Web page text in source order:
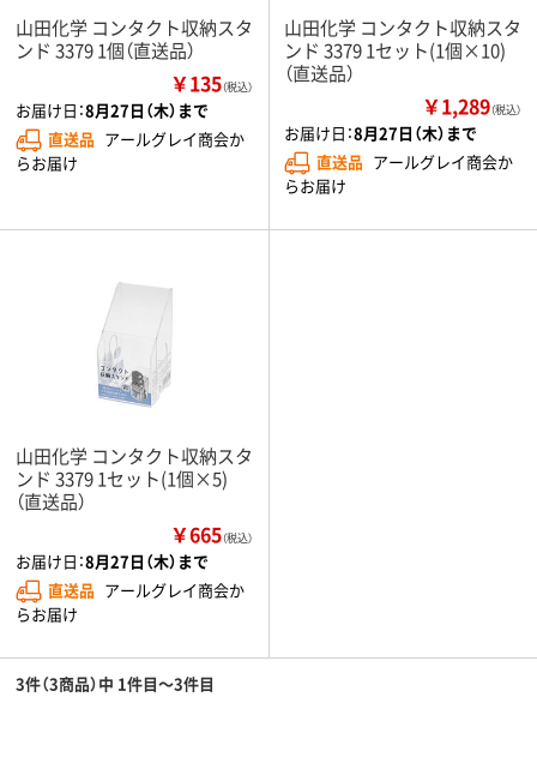
山田化学 コンタクト収納スタ
ンド 3379 1個（直送品）
￥135（税込）
お届け日：8月27日（木）まで
直送品 アールグレイ商会か
らお届け
山田化学 コンタクト収納スタ
ンド 3379 1セット(1個×10)
（直送品）
￥1,289（税込）
お届け日：8月27日（木）まで
直送品 アールグレイ商会か
らお届け
山田化学 コンタクト収納スタ
ンド 3379 1セット(1個×5)
（直送品）
￥665（税込）
お届け日：8月27日（木）まで
直送品 アールグレイ商会か
らお届け
3件（3商品）中 1件目～3件目